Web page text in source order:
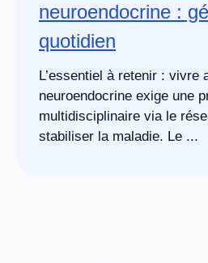
neuroendocrine :
quotidien
L’essentiel à retenir : vivre
neuroendocrine exige une
multidisciplinaire via le
stabiliser la maladie. Le ...